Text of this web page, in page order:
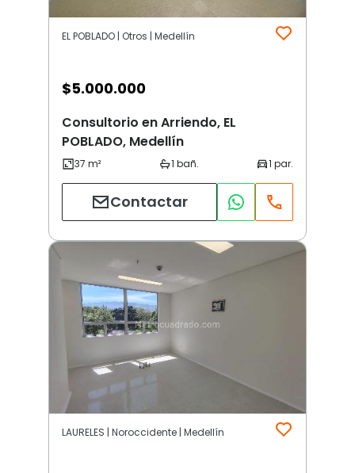
EL POBLADO | Otros | Medellín
$5.000.000
Consultorio en Arriendo, EL
POBLADO, Medellín
Contactar
LAURELES | Noroccidente | Medellín